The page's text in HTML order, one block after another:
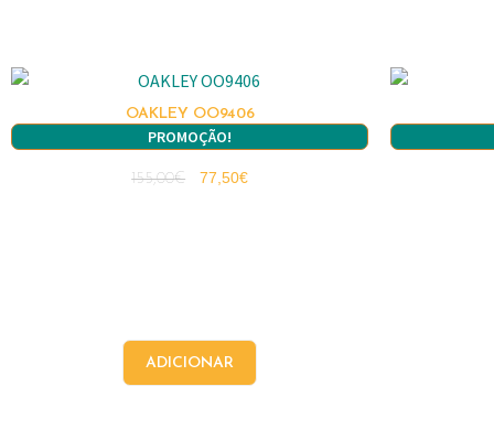
OAKLEY OO9406
PROMOÇÃO!
155,00€ 77,50€
ADICIONAR